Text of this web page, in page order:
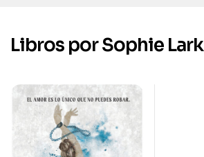
Libros por Sophie Lark